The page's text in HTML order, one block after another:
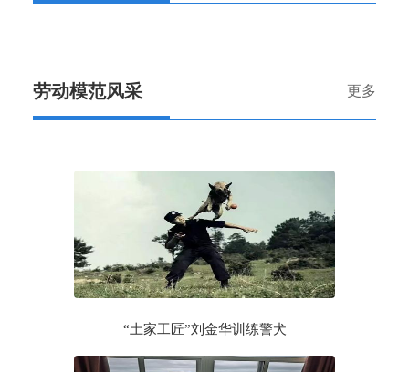
劳动模范风采 更多
“土家工匠”刘金华训练警犬